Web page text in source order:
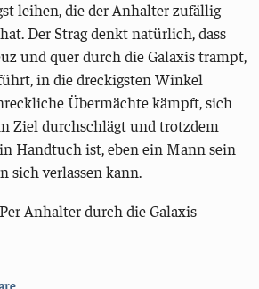
leihen, die der Anhalter zufällig
Der Strag denkt natürlich, dass
und quer durch die Galaxis trampt,
in die dreckigsten Winkel
Übermächte kämpft, sich
Ziel durchschlägt und trotzdem
Handtuch ist, eben ein Mann sein
sich verlassen kann.
Anhalter durch die Galaxis